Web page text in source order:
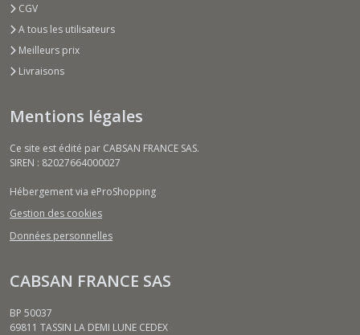
CGV
A tous les utilisateurs
Meilleurs prix
Livraisons
Mentions légales
Ce site est édité par CABSAN FRANCE SAS.
SIREN : 82027664000027
Hébergement via eProShopping
Gestion des cookies
Données personnelles
CABSAN FRANCE SAS
BP 50037
69811 TASSIN LA DEMI LUNE CEDEX